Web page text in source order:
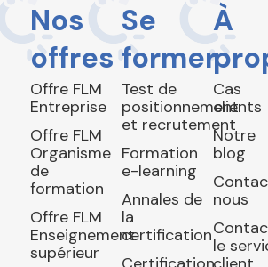
Nos
offres
Offre FLM
Entreprise
Offre FLM
Organisme
de
formation
Offre FLM
Enseignement
supérieur
Se
former
Test de
positionnement
et recrutement
Formation
e-learning
Annales de
la
certification
À
Cas
clients
Notre
blog
nous
le